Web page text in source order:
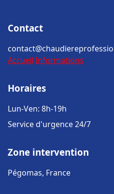
Contact
Accueil Informations
Horaires
Lun-Ven: 8h-19h
Service d'urgence 24/7
Zone intervention
Pégomas, France